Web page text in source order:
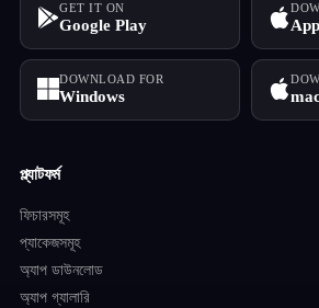
GET IT ON
Google Play
DOWNLOAD FOR
Windows
প্ল্যাটফর্ম
ফিচারসমূহ
প্যাকেজসমূহ
অ্যাপ ডাউনলোড
অ্যাপ গ্যালারি